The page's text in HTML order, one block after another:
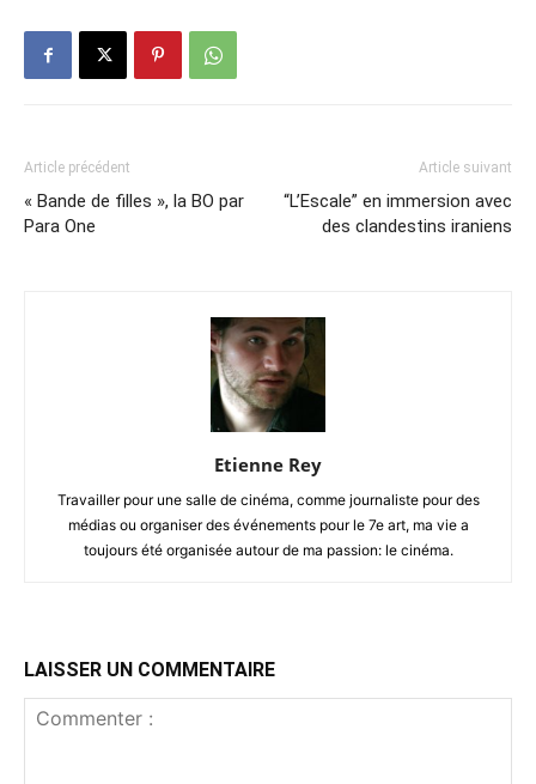
Article précédent
« Bande de filles », la BO par
Para One
Article suivant
“L’Escale” en immersion avec
des clandestins iraniens
Etienne Rey
Travailler pour une salle de cinéma, comme journaliste pour des
médias ou organiser des événements pour le 7e art, ma vie a
toujours été organisée autour de ma passion: le cinéma.
LAISSER UN COMMENTAIRE